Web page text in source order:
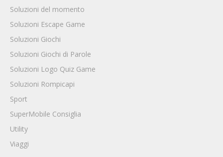
Soluzioni del momento
Soluzioni Escape Game
Soluzioni Giochi
Soluzioni Giochi di Parole
Soluzioni Logo Quiz Game
Soluzioni Rompicapi
Sport
SuperMobile Consiglia
Utility
Viaggi